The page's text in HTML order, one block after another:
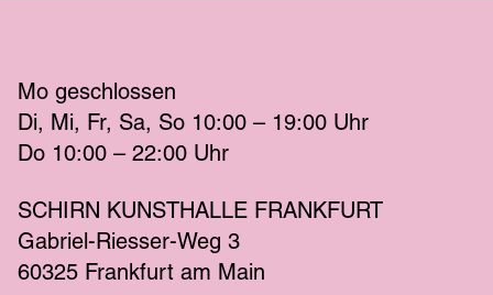
Mo geschlossen
Di
Mi Fr Sa So 10:00 – 19:00 Uhr
Do 10:00 – 22:00 Uhr
SCHIRN KUNSTHALLE FRANKFURT
Gabriel-Riesser-Weg 3
60325 Frankfurt am Main